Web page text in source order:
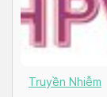
Truyền Nhiễm